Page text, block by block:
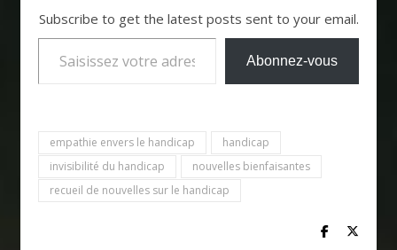
Subscribe to get the latest posts sent to your email.
Saisissez votre adresse e-mail…
Abonnez-vous
empathie envers le handicap
handicap
invisibilité du handicap
nouvelles bienfaisantes
recueil de nouvelles sur le handicap